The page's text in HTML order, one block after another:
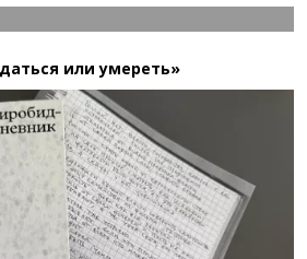
или умереть»